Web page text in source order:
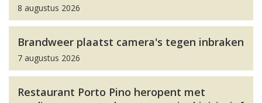
8 augustus 2026
Brandweer plaatst camera's tegen inbraken
7 augustus 2026
Restaurant Porto Pino heropent met